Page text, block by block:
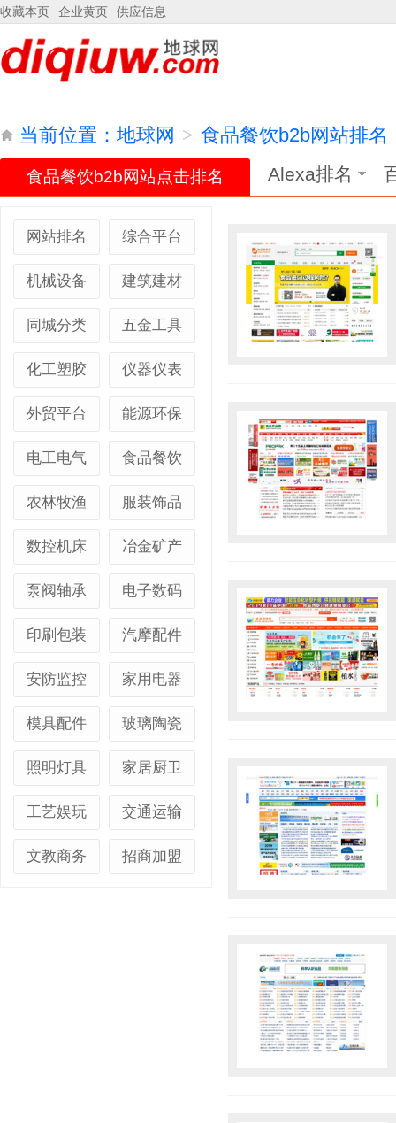
收藏本页 企业黄页 供应信息
当前位置： 地球网 > 食品餐饮b2b网站排名
食品餐饮b2b网站点击排名 Alexa排名
网站排名 综合平台
机械设备 建筑建材
同城分类 五金工具
化工塑胶 仪器仪表
外贸平台 能源环保
电工电气 食品餐饮
农林牧渔 服装饰品
数控机床 冶金矿产
泵阀轴承 电子数码
印刷包装 汽摩配件
安防监控 家用电器
模具配件 玻璃陶瓷
照明灯具 家居厨卫
工艺娱玩 交通运输
文教商务 招商加盟